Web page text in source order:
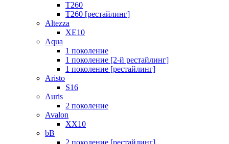
T260
T260 [рестайлинг]
Altezza
XE10
Aqua
1 поколение
1 поколение [2-й рестайлинг]
1 поколение [рестайлинг]
Aristo
S16
Auris
2 поколение
Avalon
XX10
bB
2 поколение [рестайлинг]